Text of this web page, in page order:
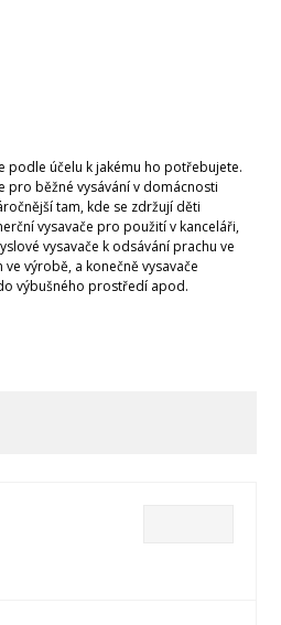
podle účelu k jakému ho potřebujete.
pro běžné vysávání v domácnosti
tam, kde se zdržují děti
vysavače pro použití v kanceláři,
vysavače k odsávání prachu ve
výrobě, a konečně vysavače
výbušného prostředí apod.